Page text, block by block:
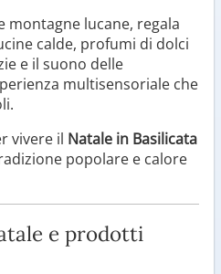
montagne lucane, regala
calde, profumi di dolci
e il suono delle
multisensoriale che
vivere il Natale in Basilicata
popolare e calore
e prodotti